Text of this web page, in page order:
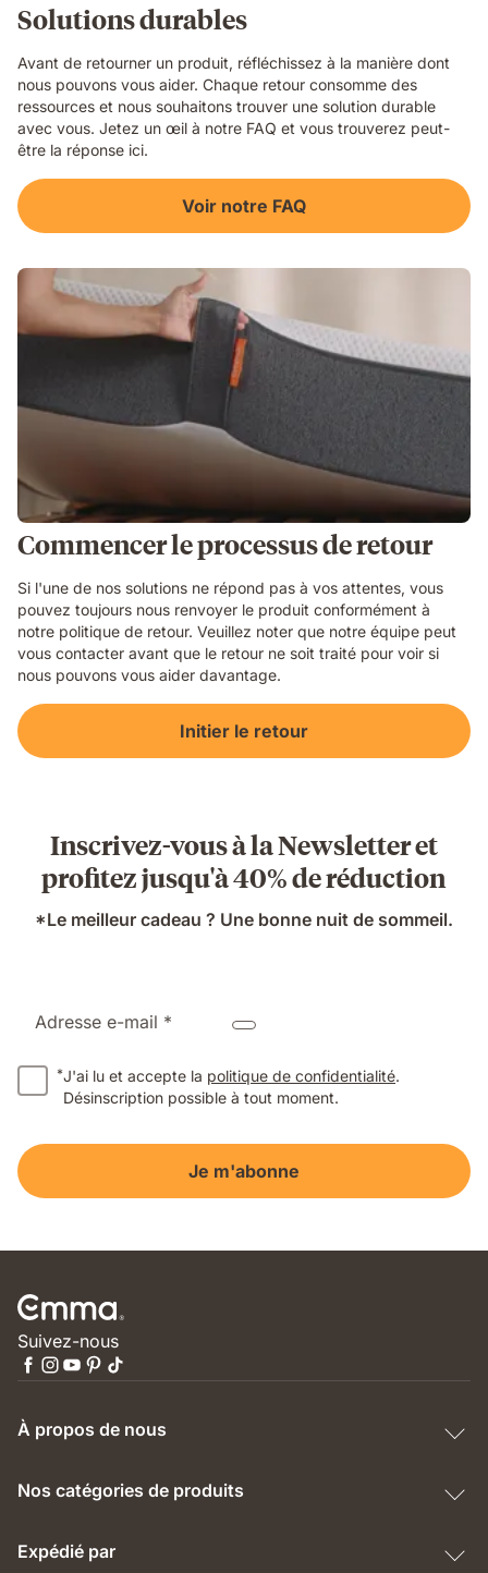
Solutions durables
Avant de retourner un produit, réfléchissez à la manière dont
nous pouvons vous aider. Chaque retour consomme des
ressources et nous souhaitons trouver une solution durable
avec vous. Jetez un œil à notre FAQ et vous trouverez peut-
être la réponse ici.
Voir notre FAQ
Commencer le processus de retour
Si l'une de nos solutions ne répond pas à vos attentes, vous
pouvez toujours nous renvoyer le produit conformément à
notre politique de retour. Veuillez noter que notre équipe peut
vous contacter avant que le retour ne soit traité pour voir si
nous pouvons vous aider davantage.
Initier le retour
Inscrivez-vous à la Newsletter et
profitez jusqu'à 40% de réduction
*Le meilleur cadeau ? Une bonne nuit de sommeil.
Adresse e-mail *
*J'ai lu et accepte la politique de confidentialité.
Désinscription possible à tout moment.
Je m'abonne
Suivez-nous
À propos de nous
Nos catégories de produits
Expédié par